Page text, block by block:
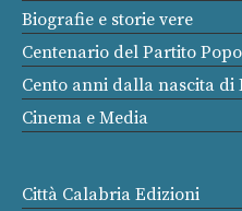
Biografie e storie vere
Centenario del Partito
Cento anni dalla nascita di
Cinema e Media
Città Calabria Edizioni